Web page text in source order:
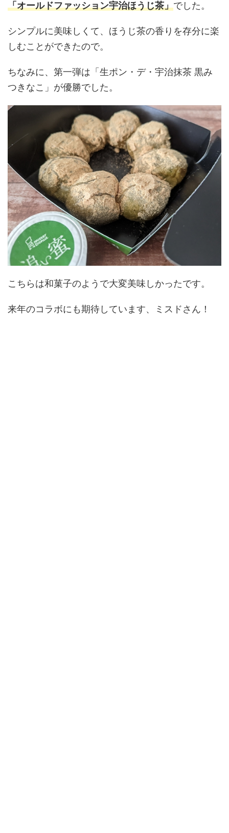
「オールドファッション宇治ほうじ茶」でした。
シンプルに美味しくて、ほうじ茶の香りを存分に楽
しむことができたので。
ちなみに、第一弾は「生ポン・デ・宇治抹茶 黒み
つきなこ」が優勝でした。
こちらは和菓子のようで大変美味しかったです。
来年のコラボにも期待しています、ミスドさん！